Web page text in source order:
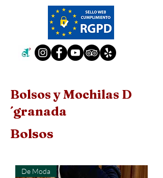
Bolsos y Mochilas D
´granada
Bolsos
De Moda